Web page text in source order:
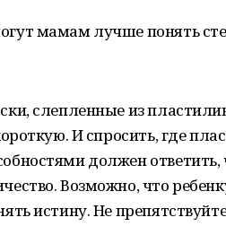
мамам лучше понять
слепленные из
И спросить, где
должен ответить,
Возможно, что
истину. Не